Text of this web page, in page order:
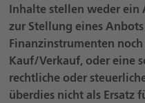
Inhalte stellen weder ein
zur Stellung eines
Finanzinstrumenten
Kauf/Verkauf, oder eine
rechtliche oder
überdies nicht als Ersatz